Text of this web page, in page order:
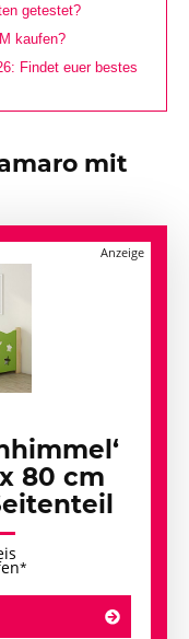
getestet?
kaufen?
Findet euer bestes
mit
80 cm